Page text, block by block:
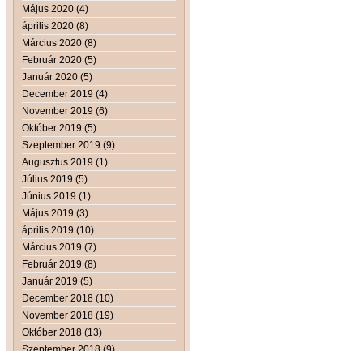
Május 2020 (4)
április 2020 (8)
Március 2020 (8)
Február 2020 (5)
Január 2020 (5)
December 2019 (4)
November 2019 (6)
Október 2019 (5)
Szeptember 2019 (9)
Augusztus 2019 (1)
Július 2019 (5)
Június 2019 (1)
Május 2019 (3)
április 2019 (10)
Március 2019 (7)
Február 2019 (8)
Január 2019 (5)
December 2018 (10)
November 2018 (19)
Október 2018 (13)